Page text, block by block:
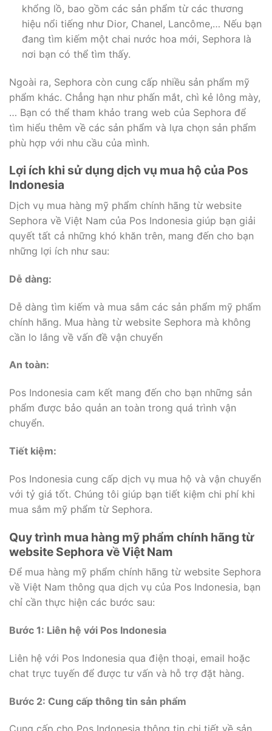
khổng lồ, bao gồm các sản phẩm từ các thương
hiệu nổi tiếng như Dior, Chanel, Lancôme,… Nếu bạn
đang tìm kiếm một chai nước hoa mới, Sephora là
nơi bạn có thể tìm thấy.
Ngoài ra, Sephora còn cung cấp nhiều sản phẩm mỹ
phẩm khác. Chẳng hạn như phấn mắt, chì kẻ lông mày,
… Bạn có thể tham khảo trang web của Sephora để
tìm hiểu thêm về các sản phẩm và lựa chọn sản phẩm
phù hợp với nhu cầu của mình.
Lợi ích khi sử dụng dịch vụ mua hộ của Pos
Indonesia
Dịch vụ mua hàng mỹ phẩm chính hãng từ website
Sephora về Việt Nam của Pos Indonesia giúp bạn giải
quyết tất cả những khó khăn trên, mang đến cho bạn
những lợi ích như sau:
Dễ dàng:
Dễ dàng tìm kiếm và mua sắm các sản phẩm mỹ phẩm
chính hãng. Mua hàng từ website Sephora mà không
cần lo lắng về vấn đề vận chuyển
An toàn:
Pos Indonesia cam kết mang đến cho bạn những sản
phẩm được bảo quản an toàn trong quá trình vận
chuyển.
Tiết kiệm:
Pos Indonesia cung cấp dịch vụ mua hộ và vận chuyển
với tỷ giá tốt. Chúng tôi giúp bạn tiết kiệm chi phí khi
mua sắm mỹ phẩm từ Sephora.
Quy trình mua hàng mỹ phẩm chính hãng từ
website Sephora về Việt Nam
Để mua hàng mỹ phẩm chính hãng từ website Sephora
về Việt Nam thông qua dịch vụ của Pos Indonesia, bạn
chỉ cần thực hiện các bước sau:
Bước 1: Liên hệ với Pos Indonesia
Liên hệ với Pos Indonesia qua điện thoại, email hoặc
chat trực tuyến để được tư vấn và hỗ trợ đặt hàng.
Bước 2: Cung cấp thông tin sản phẩm